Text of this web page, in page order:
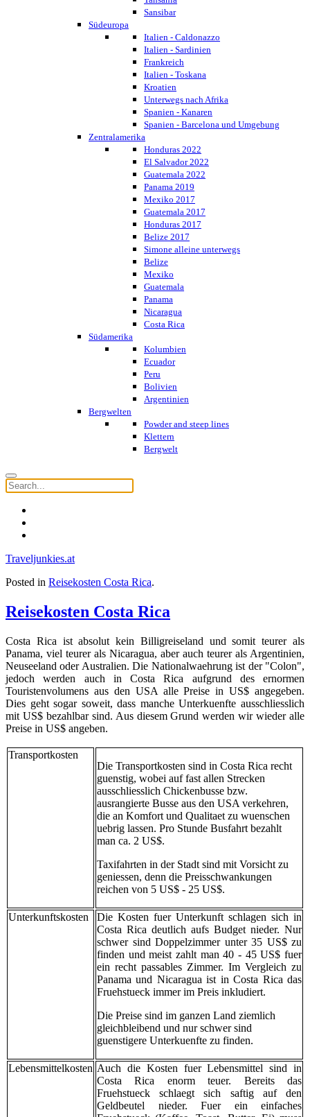
Sansibar
Südeuropa
Italien - Caldonazzo
Italien - Sardinien
Frankreich
Italien - Toskana
Kroatien
Unterwegs nach Afrika
Spanien - Kanaren
Spanien - Barcelona und Umgebung
Zentralamerika
Honduras 2022
El Salvador 2022
Guatemala 2022
Panama 2019
Mexiko 2017
Guatemala 2017
Honduras 2017
Belize 2017
Simone alleine unterwegs
Belize
Mexiko
Guatemala
Panama
Nicaragua
Costa Rica
Südamerika
Kolumbien
Ecuador
Peru
Bolivien
Argentinien
Bergwelten
Powder and steep lines
Klettern
Bergwelt
Traveljunkies.at
Posted in Reisekosten Costa Rica.
Reisekosten Costa Rica
Costa Rica ist absolut kein Billigreiseland und somit teurer als
Panama, viel teurer als Nicaragua, aber auch teurer als Argentinien,
Neuseeland oder Australien. Die Nationalwaehrung ist der "Colon",
jedoch werden auch in Costa Rica aufgrund des ernormen
Touristenvolumens aus den USA alle Preise in US$ angegeben.
Dies geht sogar soweit, dass manche Unterkuenfte ausschliesslich
mit US$ bezahlbar sind. Aus diesem Grund werden wir wieder alle
Preise in US$ angeben.
Transportkosten
Die Transportkosten sind in Costa Rica recht
guenstig, wobei auf fast allen Strecken
ausschliesslich Chickenbusse bzw.
ausrangierte Busse aus den USA verkehren,
die an Komfort und Qualitaet zu wuenschen
uebrig lassen. Pro Stunde Busfahrt bezahlt
man ca. 2 US$.
Taxifahrten in der Stadt sind mit Vorsicht zu
geniessen, denn die Preisschwankungen
reichen von 5 US$ - 25 US$.
Unterkunftskosten
Die Kosten fuer Unterkunft schlagen sich in
Costa Rica deutlich aufs Budget nieder. Nur
schwer sind Doppelzimmer unter 35 US$ zu
finden und meist zahlt man 40 - 45 US$ fuer
ein recht passables Zimmer. Im Vergleich zu
Panama und Nicaragua ist in Costa Rica das
Fruehstueck immer im Preis inkludiert.
Die Preise sind im ganzen Land ziemlich
gleichbleibend und nur schwer sind
guenstigere Unterkuenfte zu finden.
Lebensmittelkosten Auch die Kosten fuer Lebensmittel sind in
Costa Rica enorm teuer. Bereits das
Fruehstueck schlaegt sich saftig auf den
Geldbeutel nieder. Fuer ein einfaches